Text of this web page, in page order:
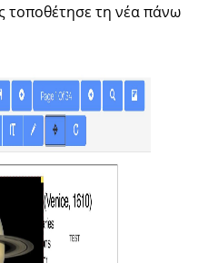
τοποθέτησε τη νέα πάνω